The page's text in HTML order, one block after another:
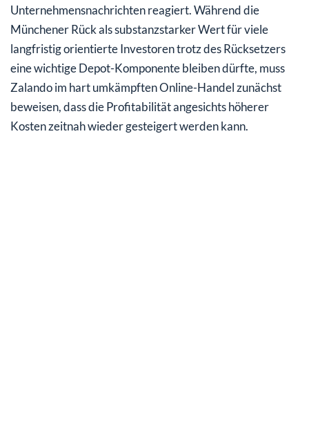
Unternehmensnachrichten reagiert. Während die
Münchener Rück als substanzstarker Wert für viele
langfristig orientierte Investoren trotz des Rücksetzers
eine wichtige Depot-Komponente bleiben dürfte, muss
Zalando im hart umkämpften Online-Handel zunächst
beweisen, dass die Profitabilität angesichts höherer
Kosten zeitnah wieder gesteigert werden kann.